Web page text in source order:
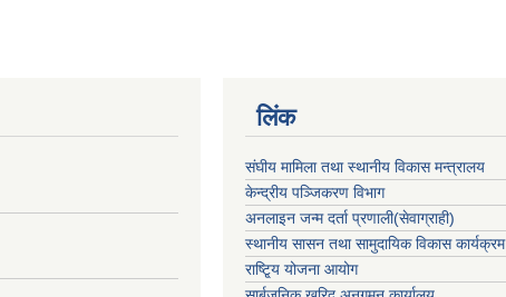
लिंक
संघीय मामिला तथा स्थानीय विकास मन्त्रालय
केन्द्रीय पञ्जिकरण विभाग
अनलाइन जन्म दर्ता प्रणाली(सेवाग्राही)
स्थानीय सासन तथा सामुदायिक विकास कार्यक्रम
राष्टि्ृय योजना आयोग